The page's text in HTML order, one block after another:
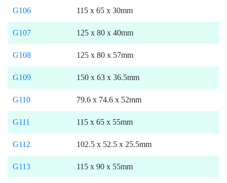
G106 115 x 65 x 30mm
G107 125 x 80 x 40mm
G108 125 x 80 x 57mm
G109 150 x 63 x 36.5mm
G110 79.6 x 74.6 x 52mm
G111 115 x 65 x 55mm
G112 102.5 x 52.5 x 25.5mm
G113 115 x 90 x 55mm